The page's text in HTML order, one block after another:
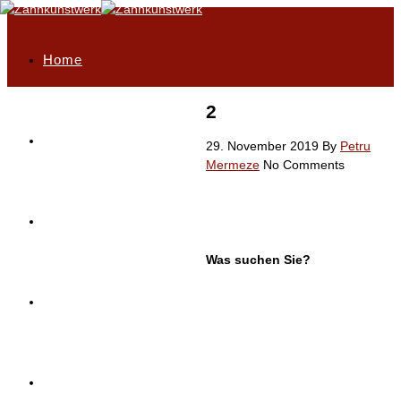
Home
2
29. November 2019 By Petru
Mermeze No Comments
Was suchen Sie?